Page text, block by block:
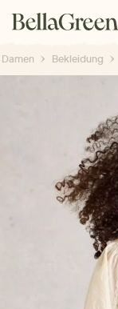
Damen Bekleidung